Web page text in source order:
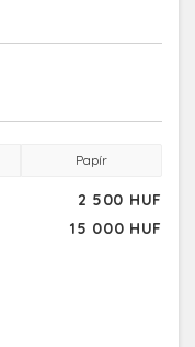
Papír
2 500 HUF
15 000 HUF